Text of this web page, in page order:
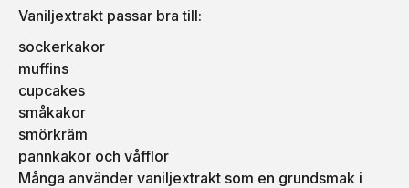
Vaniljextrakt passar bra till:
sockerkakor
muffins
cupcakes
småkakor
smörkräm
pannkakor och våfflor
Många använder vaniljextrakt som en grundsmak i